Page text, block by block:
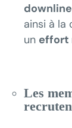
downline
ainsi à la
un effort
Les